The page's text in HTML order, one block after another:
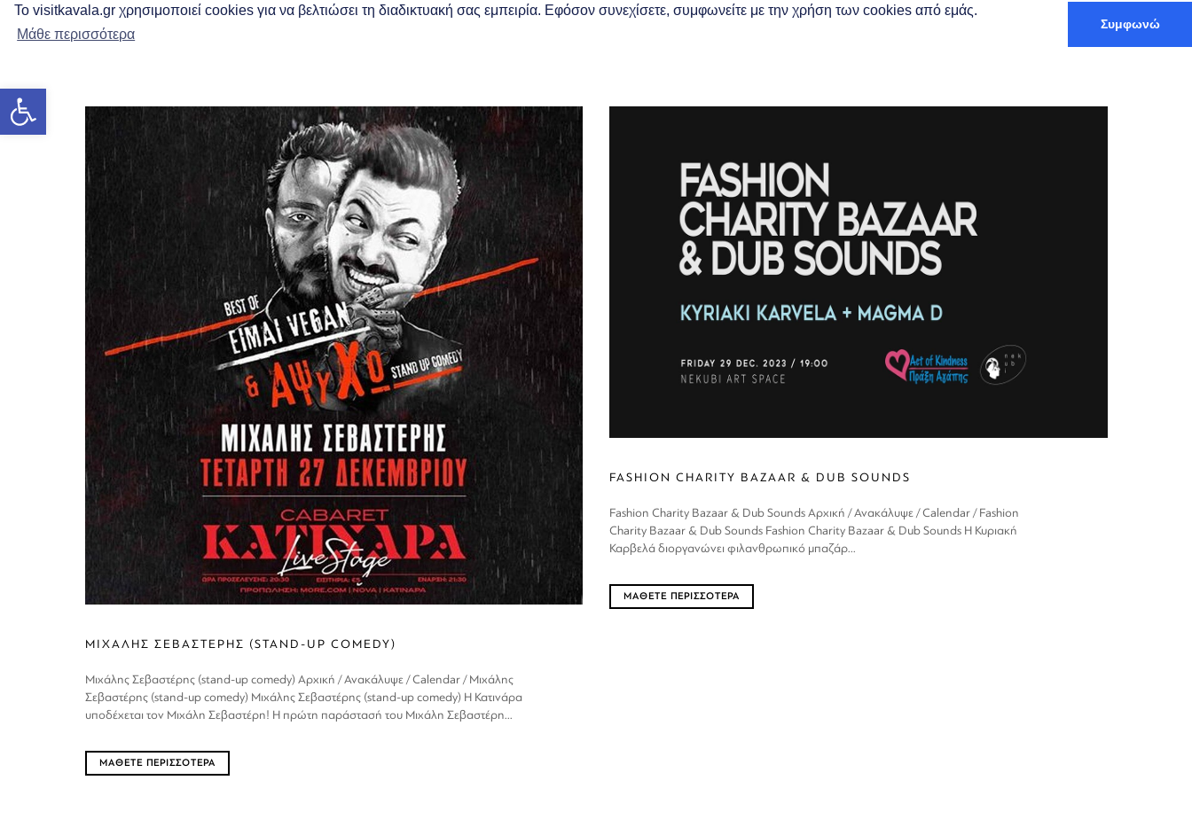
Το visitkavala.gr χρησιμοποιεί cookies για να βελτιώσει τη διαδικτυακή σας εμπειρία. Εφόσον συνεχίσετε, συμφωνείτε με την χρήση των cookies από εμάς.
Μάθε περισσότερα
Συμφωνώ
Ανοίξτε τη γραμμή εργαλείων
ΜΙΧΑΛΗΣ ΣΕΒΑΣΤΕΡΗΣ (STAND-UP COMEDY)
Μιχάλης Σεβαστέρης (stand-up comedy) Αρχική / Ανακάλυψε / Calendar / Μιχάλης
Σεβαστέρης (stand-up comedy) Μιχάλης Σεβαστέρης (stand-up comedy) Η Κατινάρα
υποδέχεται τον Μιχάλη Σεβαστέρη! Η πρώτη παράστασή του Μιχάλη Σεβαστέρη...
ΜΑΘΕΤΕ ΠΕΡΙΣΣΟΤΕΡΑ
FASHION CHARITY BAZAAR & DUB SOUNDS
Fashion Charity Bazaar & Dub Sounds Αρχική / Ανακάλυψε / Calendar / Fashion
Charity Bazaar & Dub Sounds Fashion Charity Bazaar & Dub Sounds Η Κυριακή
Καρβελά διοργανώνει φιλανθρωπικό μπαζάρ...
ΜΑΘΕΤΕ ΠΕΡΙΣΣΟΤΕΡΑ